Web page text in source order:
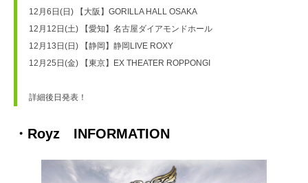
12月6日(日) 【大阪】GORILLA HALL OSAKA
12月12日(土) 【愛知】名古屋ダイアモンドホール
12月13日(日) 【静岡】静岡LIVE ROXY
12月25日(金) 【東京】EX THEATER ROPPONGI
詳細後日発表！
・Royz INFORMATION